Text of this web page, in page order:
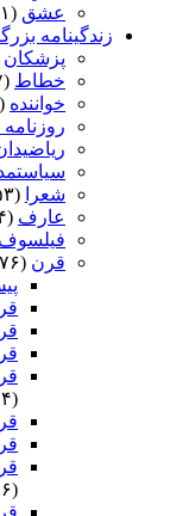
عشق (۱۱)
زندگینامه
پزشکان
خطاط (۳۷)
خواننده (۵)
روزنامه
شعرا
(۳۵۳)
عارف (۱۴)
فیلسوف
قرن (۳۷۶)
(۲۴)
(۴۶)